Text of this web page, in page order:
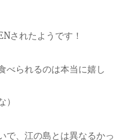
されたようです！
べられるのは本当に嬉し
で、江の島とは異なるかっ